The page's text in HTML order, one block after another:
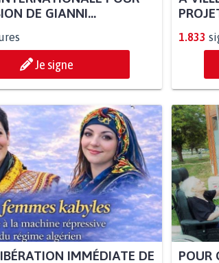
DE GIANNI...
Je signe
1.833
IMMÉDIATE DE
POUR